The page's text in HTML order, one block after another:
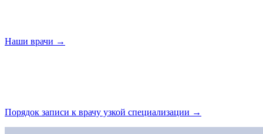
Наши врачи →
Порядок записи к врачу узкой специализации →